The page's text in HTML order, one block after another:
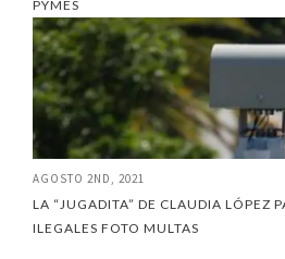
PYMES
AGOSTO 2ND, 2021
LA “JUGADITA” DE CLAUDIA LÓPEZ
ILEGALES FOTO MULTAS